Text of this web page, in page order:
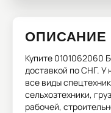
ОПИСАНИЕ
Купите 0101062060
доставкой по СНГ. У
все виды
сельхозтехники,
рабочей,